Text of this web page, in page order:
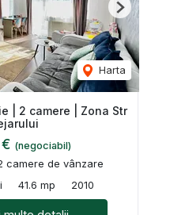
Harta
Next
| 2 camere | Zona Str
(negociabil)
camere de vânzare
41.6 mp 2010